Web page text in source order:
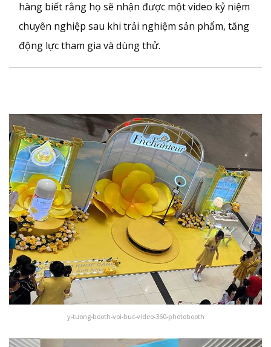
hàng biết rằng họ sẽ nhận được một video kỷ niệm
chuyên nghiệp sau khi trải nghiệm sản phẩm, tăng
động lực tham gia và dùng thử.
y-tuong-booth-voi-buc-video-360-photobooth